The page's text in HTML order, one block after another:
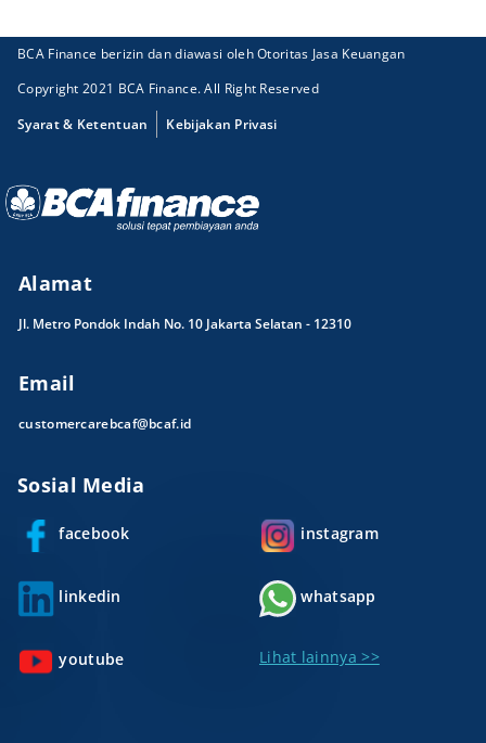
BCA Finance berizin dan diawasi oleh Otoritas Jasa Keuangan
Copyright 2021 BCA Finance. All Right Reserved
Syarat & Ketentuan
Kebijakan Privasi
Alamat
Jl. Metro Pondok Indah No. 10 Jakarta Selatan - 12310
Email
customercarebcaf@bcaf.id
Sosial Media
facebook instagram
linkedin whatsapp
youtube Lihat lainnya >>